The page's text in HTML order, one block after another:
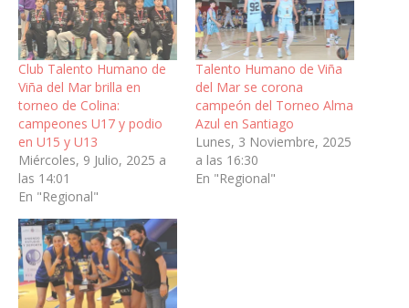
Club Talento Humano de
Viña del Mar brilla en
torneo de Colina:
campeones U17 y podio
en U15 y U13
Miércoles, 9 Julio, 2025 a
las 14:01
En "Regional"
Talento Humano de Viña
del Mar se corona
campeón del Torneo Alma
Azul en Santiago
Lunes, 3 Noviembre, 2025
a las 16:30
En "Regional"